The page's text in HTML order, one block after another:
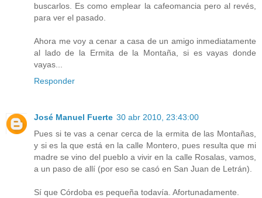
buscarlos. Es como emplear la cafeomancia pero al revés,
para ver el pasado.
Ahora me voy a cenar a casa de un amigo inmediatamente
al lado de la Ermita de la Montaña, si es vayas donde
vayas...
Responder
José Manuel Fuerte 30 abr 2010, 23:43:00
Pues si te vas a cenar cerca de la ermita de las Montañas,
y si es la que está en la calle Montero, pues resulta que mi
madre se vino del pueblo a vivir en la calle Rosalas, vamos,
a un paso de allí (por eso se casó en San Juan de Letrán).
Sí que Córdoba es pequeña todavía. Afortunadamente.